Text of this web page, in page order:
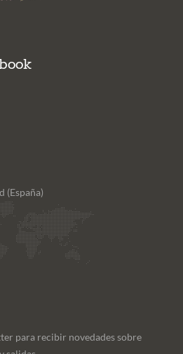
(España)
para recibir novedades sobre